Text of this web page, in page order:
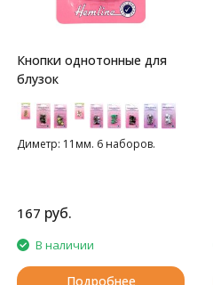
Кнопки однотонные для
блузок
Диметр: 11мм. 6 наборов.
167 руб.
В наличии
Подробнее